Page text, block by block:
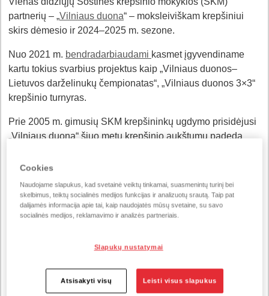
partnerių – „Vilniaus duona“ – moksleiviškam krepšiniui
skirs dėmesio ir 2024–2025 m. sezone.
Nuo 2021 m. bendradarbiaudami kasmet įgyvendiname
kartu tokius svarbius projektus kaip „Vilniaus duonos–
Lietuvos darželinukų čempionatas“, „Vilniaus duonos 3×3“
krepšinio turnyras.
Prie 2005 m. gimusių SKM krepšininkų ugdymo prisidėjusi
„Vilniaus duona“ šiuo metu krepšinio aukštumų padeda
Karolio Čyžiaus vadovaujama „SKM-I Vilniaus duonos“
ekipa šį sezoną žaidžia net trijuose čempionatuose.
„Pirmojo iššūkio“ (U12) čempionate komanda jau laimėjo
gina ne tik savo mokyklos, partnerių, bet ir tikrų NBA klubų
garbę. „SKM-I Vilniaus duonai“ „Jr. NBA Lithuania“
Cookies
Naudojame slapukus, kad svetainė veiktų tinkamai, suasmenintų turinį bei
skelbimus, teiktų socialinės medijos funkcijas ir analizuotų srautą. Taip pat
dalijamės informacija apie tai, kaip naudojatės mūsų svetaine, su savo
socialinės medijos, reklamavimo ir analizės partneriais.
Slapukų nustatymai
Atsisakyti visų Leisti visus slapukus